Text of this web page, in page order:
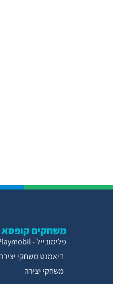
משחקים קופסא
פלימובייל - Playmobil
דיאמנט משחקי יצירה
משחקי יצירה